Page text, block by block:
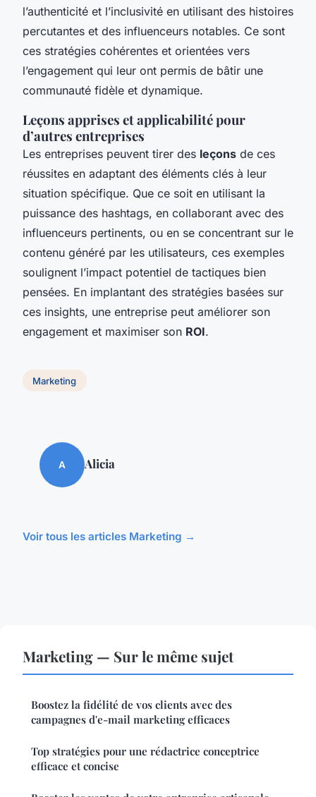
l’authenticité et l’inclusivité en utilisant des histoires
percutantes et des influenceurs notables. Ce sont
ces stratégies cohérentes et orientées vers
l’engagement qui leur ont permis de bâtir une
communauté fidèle et dynamique.
Leçons apprises et applicabilité pour
d’autres entreprises
Les entreprises peuvent tirer des leçons de ces
réussites en adaptant des éléments clés à leur
situation spécifique. Que ce soit en utilisant la
puissance des hashtags, en collaborant avec des
influenceurs pertinents, ou en se concentrant sur le
contenu généré par les utilisateurs, ces exemples
soulignent l’impact potentiel de tactiques bien
pensées. En implantant des stratégies basées sur
ces insights, une entreprise peut améliorer son
engagement et maximiser son ROI.
Marketing
A Alicia
Voir tous les articles Marketing →
Marketing — Sur le même sujet
Boostez la fidélité de vos clients avec des
campagnes d'e-mail marketing efficaces
Top stratégies pour une rédactrice conceptrice
efficace et concise